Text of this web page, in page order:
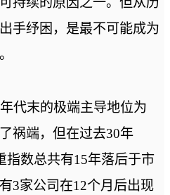
手纾困，是最不可能成为
代末的极端主导地位为
祸端，但在过去30年
指数总共有15年落后于市
3家公司在12个月后出现